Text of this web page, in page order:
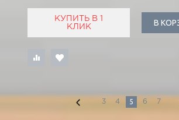
КУПИТЬ В 1
КЛИК
В
3 4 5 6 7